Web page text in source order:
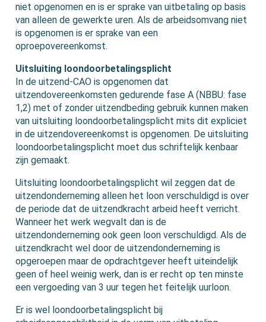
niet opgenomen en is er sprake van uitbetaling op basis
van alleen de gewerkte uren. Als de arbeidsomvang niet
is opgenomen is er sprake van een
oproepovereenkomst.
Uitsluiting loondoorbetalingsplicht
In de uitzend-CAO is opgenomen dat
uitzendovereenkomsten gedurende fase A (NBBU: fase
1,2) met of zonder uitzendbeding gebruik kunnen maken
van uitsluiting loondoorbetalingsplicht mits dit expliciet
in de uitzendovereenkomst is opgenomen. De uitsluiting
loondoorbetalingsplicht moet dus schriftelijk kenbaar
zijn gemaakt.
Uitsluiting loondoorbetalingsplicht wil zeggen dat de
uitzendonderneming alleen het loon verschuldigd is over
de periode dat de uitzendkracht arbeid heeft verricht.
Wanneer het werk wegvalt dan is de
uitzendonderneming ook geen loon verschuldigd. Als de
uitzendkracht wel door de uitzendonderneming is
opgeroepen maar de opdrachtgever heeft uiteindelijk
geen of heel weinig werk, dan is er recht op ten minste
een vergoeding van 3 uur tegen het feitelijk uurloon.
Er is wel loondoorbetalingsplicht bij